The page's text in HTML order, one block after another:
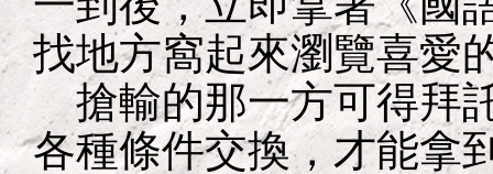
找地方窩起來瀏覽喜愛
搶輸的那一方可得拜
各種條件交換，才能拿